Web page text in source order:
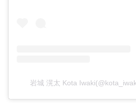
岩城 滉太 Kota